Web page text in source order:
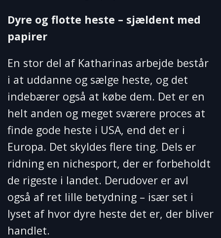
Dyre og flotte heste – sjældent med
papirer
En stor del af Katharinas arbejde består
i at uddanne og sælge heste, og det
indebærer også at købe dem. Det er en
helt anden og meget sværere proces at
finde gode heste i USA, end det er i
Europa. Det skyldes flere ting. Dels er
ridning en nichesport, der er forbeholdt
de rigeste i landet. Derudover er avl
også af ret lille betydning – især set i
lyset af hvor dyre heste det er, der bliver
handlet.